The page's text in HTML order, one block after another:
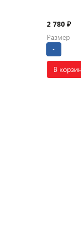
2 780 ₽
Размер
-
В